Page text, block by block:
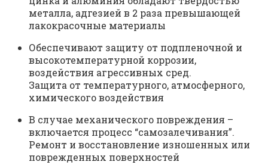
металла, адгезией в 2 раза превышающей
лакокрасочные материалы
Обеспечивают защиту от подпленочной и
высокотемпературной коррозии,
воздействия агрессивных сред.
Защита от температурного, атмосферного,
химического воздействия
В случае механического повреждения –
включается процесс “самозалечивания”.
Ремонт и восстановление изношенных или
поврежденных поверхностей